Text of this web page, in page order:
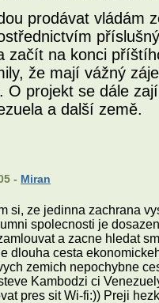
prodávat vládám
začít na konci
že mají vážný
O projekt se dále
a další země.
- Miran
si, ze jedinna zachrana
spolecnosti je
a zacne hledat
dlouha cesta
zemich nepochybne
Kambodzi ci
pres sit Wi-fi:)) Preji